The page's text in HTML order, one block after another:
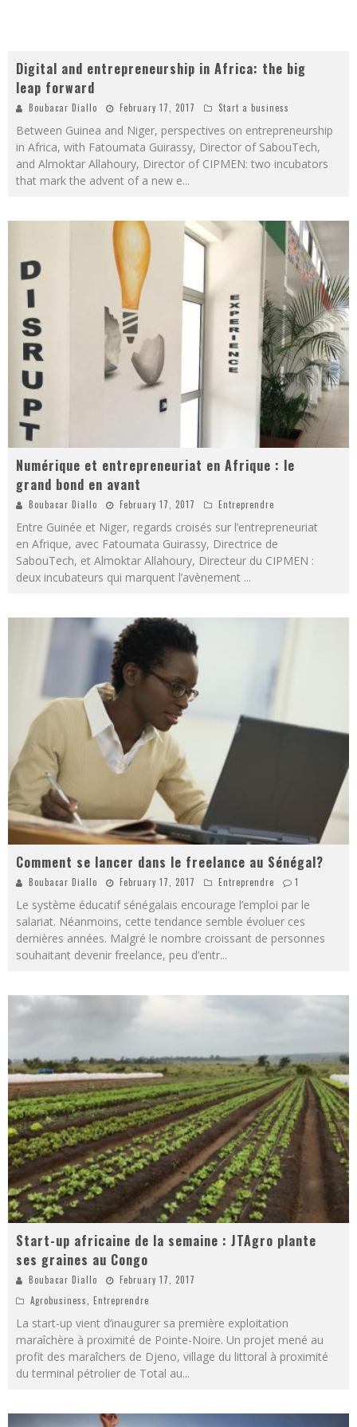
Digital and entrepreneurship in Africa: the big
leap forward
Boubacar Diallo February 17, 2017 Start a business
Between Guinea and Niger, perspectives on entrepreneurship
in Africa, with Fatoumata Guirassy, ​​Director of SabouTech,
and Almoktar Allahoury, Director of CIPMEN: two incubators
that mark the advent of a new e...
Numérique et entrepreneuriat en Afrique : le
grand bond en avant
Boubacar Diallo February 17, 2017 Entreprendre
Entre Guinée et Niger, regards croisés sur l’entrepreneuriat
en Afrique, avec Fatoumata Guirassy, Directrice de
SabouTech, et Almoktar Allahoury, Directeur du CIPMEN :
deux incubateurs qui marquent l’avènement ...
Comment se lancer dans le freelance au Sénégal?
Boubacar Diallo February 17, 2017 Entreprendre 1
Le système éducatif sénégalais encourage l’emploi par le
salariat. Néanmoins, cette tendance semble évoluer ces
dernières années. Malgré le nombre croissant de personnes
souhaitant devenir freelance, peu d’entr...
Start-up africaine de la semaine : JTAgro plante
ses graines au Congo
Boubacar Diallo
February 17, 2017
Agrobusiness
Entreprendre
La start-up vient d’inaugurer sa première exploitation
maraîchère à proximité de Pointe-Noire. Un projet mené au
profit des maraîchers de Djeno, village du littoral à proximité
du terminal pétrolier de Total au...